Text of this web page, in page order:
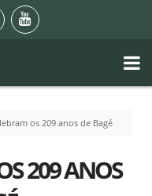
os 209 anos de Bagé
209 ANOS